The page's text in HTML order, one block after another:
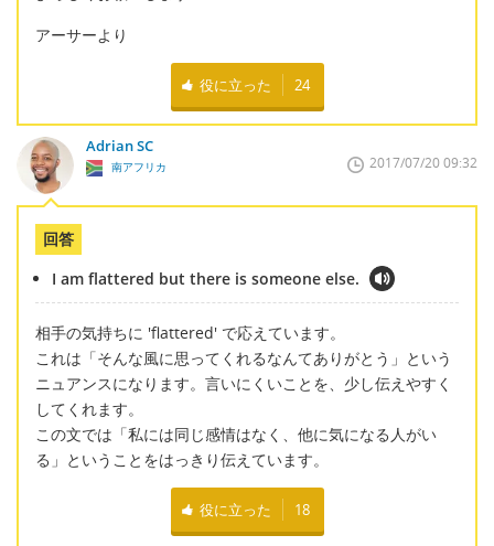
アーサーより
役に立った 24
Adrian SC
南アフリカ 2017/07/20 09:32
回答
I am flattered but there is someone else.
相手の気持ちに 'flattered' で応えています。
これは「そんな風に思ってくれるなんてありがとう」という
ニュアンスになります。言いにくいことを、少し伝えやすく
してくれます。
この文では「私には同じ感情はなく、他に気になる人がい
る」ということをはっきり伝えています。
役に立った 18